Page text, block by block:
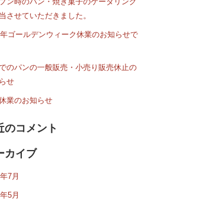
させていただきました。
ゴールデンウィーク休業のお知らせで
のパンの一般販売・小売り販売休止の
せ
業のお知らせ
のコメント
カイブ
7月
5月